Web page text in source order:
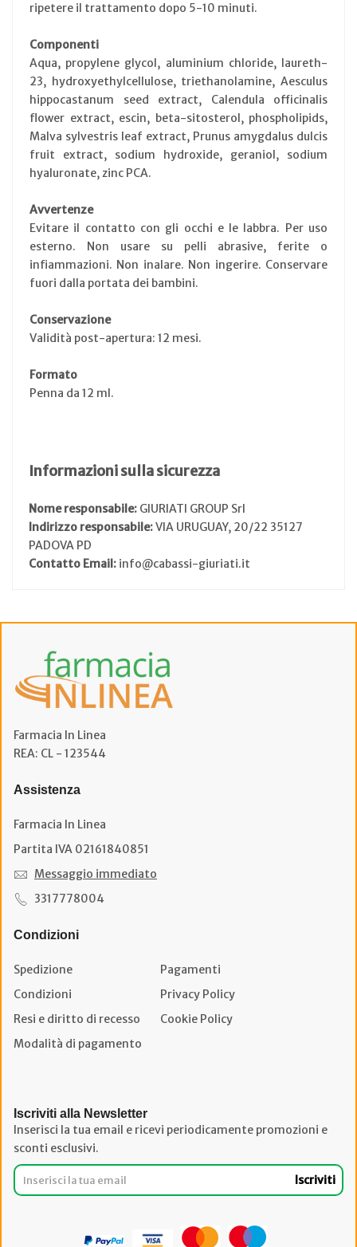
ripetere il trattamento dopo 5-10 minuti.
Componenti
Aqua, propylene glycol, aluminium chloride, laureth-
23, hydroxyethylcellulose, triethanolamine, Aesculus
hippocastanum seed extract, Calendula officinalis
flower extract, escin, beta-sitosterol, phospholipids,
Malva sylvestris leaf extract, Prunus amygdalus dulcis
fruit extract, sodium hydroxide, geraniol, sodium
hyaluronate, zinc PCA.
Avvertenze
Evitare il contatto con gli occhi e le labbra. Per uso
esterno. Non usare su pelli abrasive, ferite o
infiammazioni. Non inalare. Non ingerire. Conservare
fuori dalla portata dei bambini.
Conservazione
Validità post-apertura: 12 mesi.
Formato
Penna da 12 ml.
Informazioni sulla sicurezza
Nome responsabile: GIURIATI GROUP Srl
Indirizzo responsabile:VIA URUGUAY, 20/22 35127
PADOVA PD
Contatto Email: info@cabassi-giuriati.it
Farmacia In Linea
REA: CL - 123544
Assistenza
Farmacia In Linea
Partita IVA 02161840851
Messaggio immediato
3317778004
Condizioni
Spedizione
Pagamenti
Condizioni
Privacy Policy
Resi e diritto di recesso
Cookie Policy
Modalità di pagamento
Iscriviti alla Newsletter
Inserisci la tua email e ricevi periodicamente promozioni e
sconti esclusivi.
Iscriviti